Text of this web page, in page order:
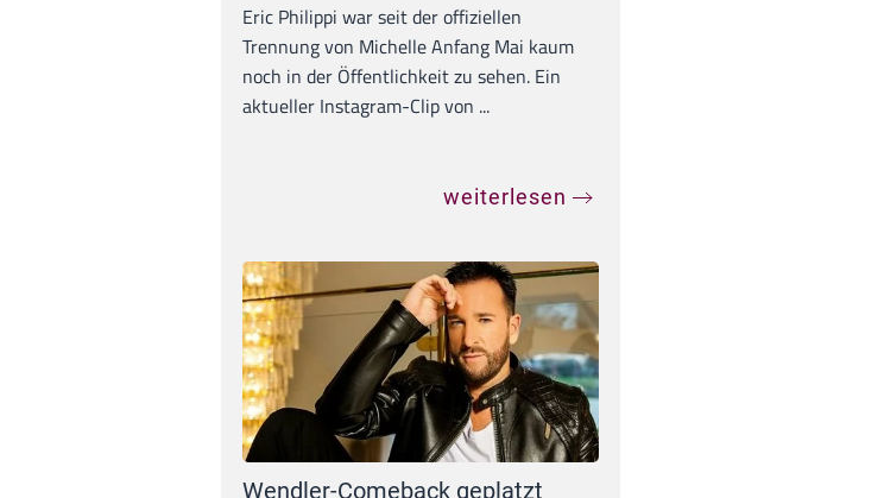
Eric Philippi war seit der offiziellen
Trennung von Michelle Anfang Mai kaum
noch in der Öffentlichkeit zu sehen. Ein
aktueller Instagram-Clip von ...
weiterlesen
Wendler-Comeback geplatzt